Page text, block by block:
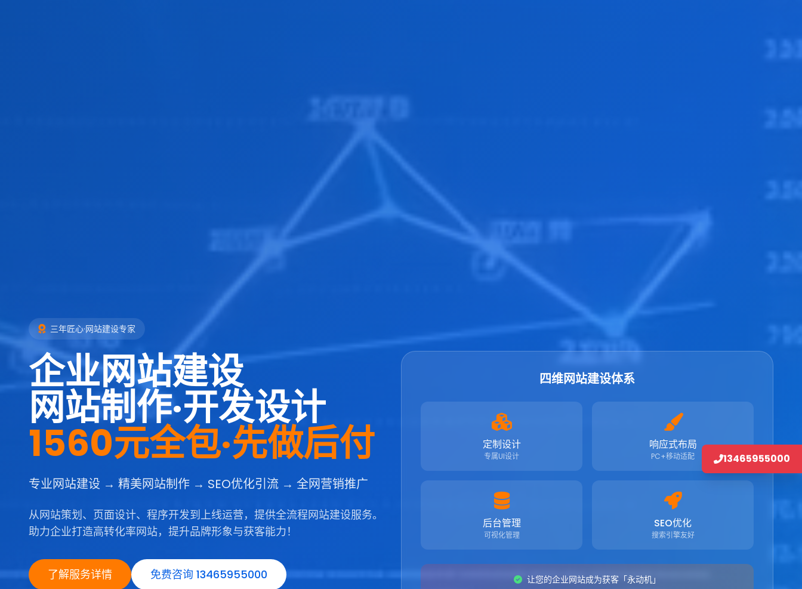
三年匠心·网站建设专家
企业网站建设
网站制作·开发设计
1560元全包·先做后付
专业网站建设 → 精美网站制作 → SEO优化引流 → 全网营销推广
从网站策划、页面设计、程序开发到上线运营，提供全流程网站建设服务。
助力企业打造高转化率网站，提升品牌形象与获客能力！
了解服务详情 免费咨询 13465955000
四维网站建设体系
定制设计
专属UI设计
响应式布局
PC+移动适配
后台管理
可视化管理
SEO优化
搜索引擎友好
让您的企业网站成为获客「永动机」
13465955000